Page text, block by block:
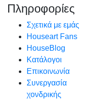
Πληροφορίες
Σχετικά με εμάς
Houseart Fans
HouseBlog
Κατάλογοι
Επικοινωνία
Συνεργασία
χονδρικής